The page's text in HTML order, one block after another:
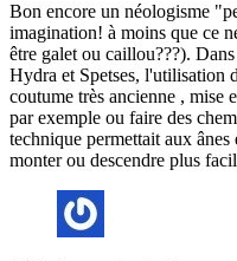
Bon encore un néologisme
imagination! à moins que ce
être galet ou caillou???).
Hydra et Spetses, l'utilisation
coutume très ancienne , mise
par exemple ou faire des
technique permettait aux
monter ou descendre plus